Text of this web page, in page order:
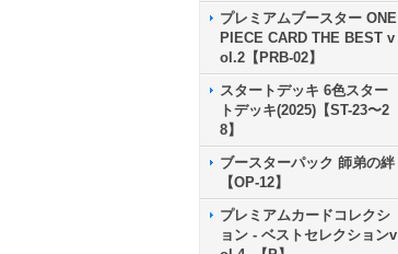
プレミアムブースター ONE
PIECE CARD THE BEST v
ol.2【PRB-02】
スタートデッキ 6色スター
トデッキ(2025)【ST-23〜2
8】
ブースターパック 師弟の絆
【OP-12】
プレミアムカードコレクシ
ョン - ベストセレクションv